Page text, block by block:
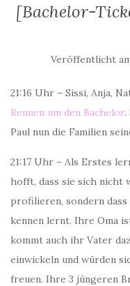
[Bachelor-
Veröffentlicht
21:16 Uhr – Sissi, Anja,
Rennen um den Bachelor.
Paul nun die Familien
21:17 Uhr – Als Erstes
hofft, dass sie sich nicht
profilieren, sondern
kennen lernt. Ihre Oma
kommt auch ihr Vater
einwickeln und würden
freuen. Ihre 3 jüngeren